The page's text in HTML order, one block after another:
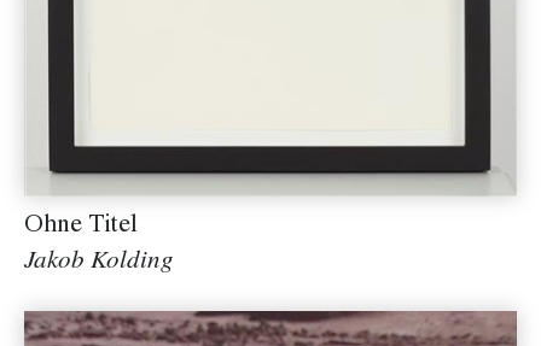
Ohne Titel
Jakob Kolding